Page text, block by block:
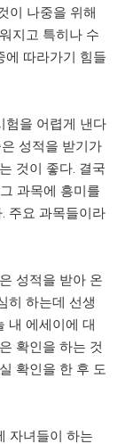
이 나중을 위해
지고 특히나 수
에 따라가기 힘들
험을 어렵게 낸다
성적을 받기가
것이 좋다. 결국
과목에 흥미를
주요 과목들이라
성적을 받아 온
히 하는데 선생
내 에세이에 대
확인을 하는 것
확인을 한 후 도
자녀들이 하는